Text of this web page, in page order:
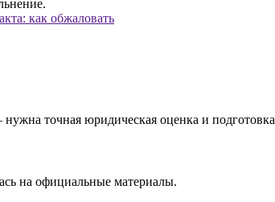
как обжаловать
точная юридическая оценка и подготовка
на официальные материалы.